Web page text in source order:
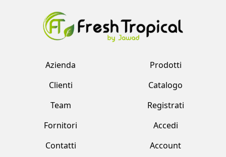
Clienti
Team
Fornitori
Contatti
Catalogo
Registrati
Accedi
Account